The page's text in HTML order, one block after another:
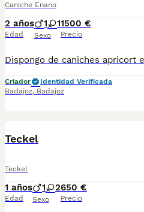
Caniche Enano
2 años
Edad
1 1
Sexo
1500 €
Precio
Criador
Identidad Verificada
Badajoz, Badajoz
Teckel
Teckel
1 años
Edad
1 2
Sexo
650 €
Precio